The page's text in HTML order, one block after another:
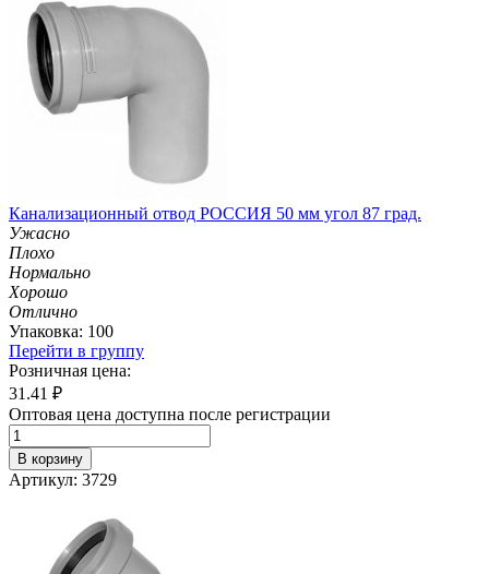
Канализационный отвод РОССИЯ 50 мм угол 87 град.
Ужасно
Плохо
Нормально
Хорошо
Отлично
Упаковка: 100
Перейти в группу
Розничная цена:
31.41 ₽
Оптовая цена доступна после регистрации
В корзину
Артикул: 3729